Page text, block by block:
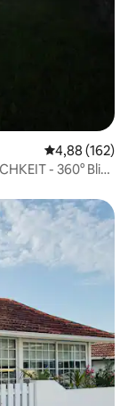
4,88 (162)